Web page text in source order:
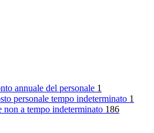
annuale del personale 1
personale tempo indeterminato 1
non a tempo indeterminato 186